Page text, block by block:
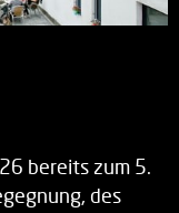
bereits zum 5.
des